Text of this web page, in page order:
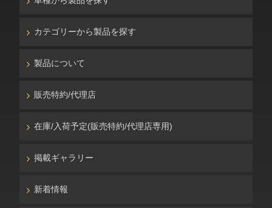
カテゴリーから製品を探す
製品について
販売特約/代理店
在庫/入荷予定(販売特約/代理店専用)
掲載ギャラリー
新着情報